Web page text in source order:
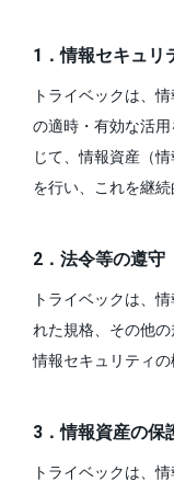
1．情報セキュリ
トライベックは、
の適時・有効な活
じて、情報資産（
を行い、これを継続
2．法令等の遵守
トライベックは、
れた規格、その他
情報セキュリティの
3．情報資産の保
トライベックは、